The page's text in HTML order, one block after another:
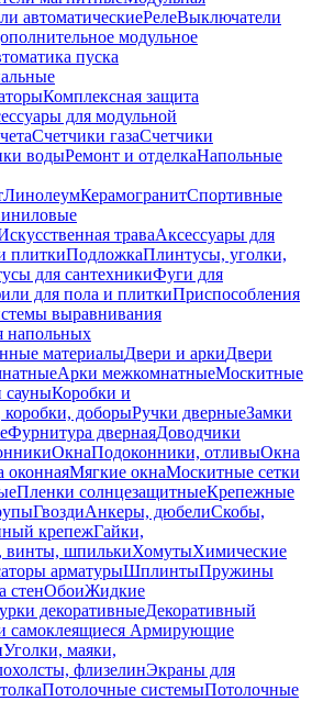
автоматическиеРелеВыключатели
модульное
пуска
Комплексная защита
для модульной
Счетчики газаСчетчики
водыРемонт и отделкаНапольные
ЛинолеумКерамогранитСпортивные
траваАксессуары для
плиткиПодложкаПлинтусы, уголки,
для сантехникиФуги для
для пола и плиткиПриспособления
выравнивания
напольных
материалыДвери и аркиДвери
Арки межкомнатныеМоскитные
сауныКоробки и
доборыРучки дверныеЗамки
Фурнитура двернаяДоводчики
ОкнаПодоконники, отливыОкна
оконнаяМягкие окнаМоскитные сетки
Пленки солнцезащитныеКрепежные
ГвоздиАнкеры, дюбелиСкобы,
крепежГайки,
винты, шпилькиХомутыХимические
арматурыШплинтыПружины
стенОбоиЖидкие
декоративныеДекоративный
самоклеящиеся Армирующие
Уголки, маяки,
флизелинЭкраны для
Потолочные системыПотолочные